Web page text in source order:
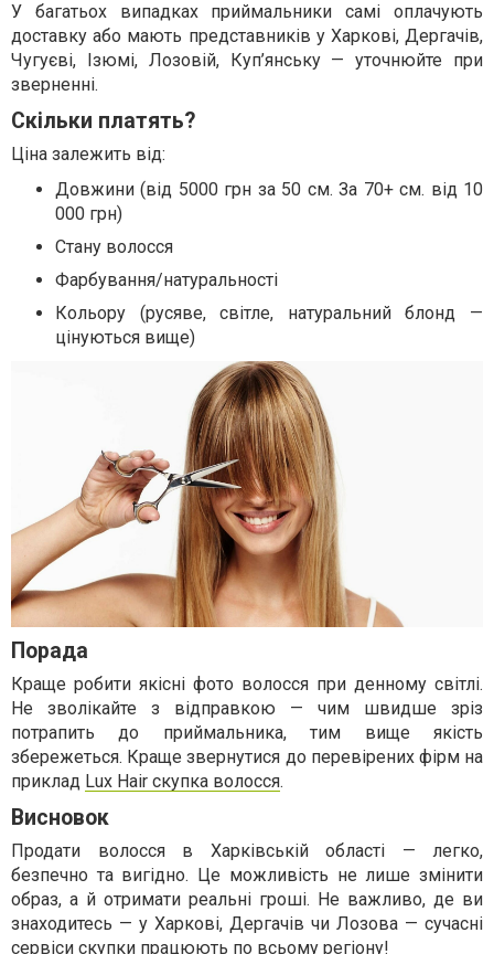
У багатьох випадках приймальники самі оплачують
доставку або мають представників у Харкові, Дергачів,
Чугуєві, Ізюмі, Лозовій, Куп’янську — уточнюйте при
зверненні.
Скільки платять?
Ціна залежить від:
Довжини (від 5000 грн за 50 см. За 70+ см. від 10
000 грн)
Стану волосся
Фарбування/натуральності
Кольору (русяве, світле, натуральний блонд —
цінуються вище)
Порада
Краще робити якісні фото волосся при денному світлі.
Не зволікайте з відправкою — чим швидше зріз
потрапить до приймальника, тим вище якість
збережеться. Краще звернутися до перевірених фірм на
приклад Lux Hair скупка волосся.
Висновок
Продати волосся в Харківській області — легко,
безпечно та вигідно. Це можливість не лише змінити
образ, а й отримати реальні гроші. Не важливо, де ви
знаходитесь — у Харкові, Дергачів чи Лозова — сучасні
сервіси скупки працюють по всьому регіону!